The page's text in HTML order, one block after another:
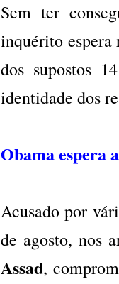
Sem ter
inquérito espera
dos supostos
identidade dos
Obama espera
Acusado por
de agosto, nos
Assad,